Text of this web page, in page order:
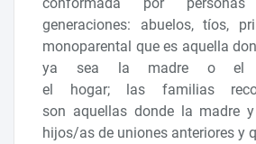
generaciones: abuelos, tíos,
monoparental que es aquella
ya sea la madre o el
el hogar; las familias
son aquellas donde la madre
hijos/as de uniones anteriores y